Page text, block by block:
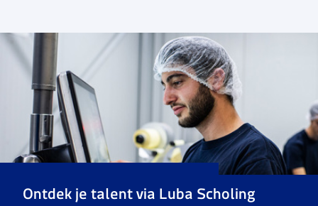
Ontdek je talent via Luba Scholing